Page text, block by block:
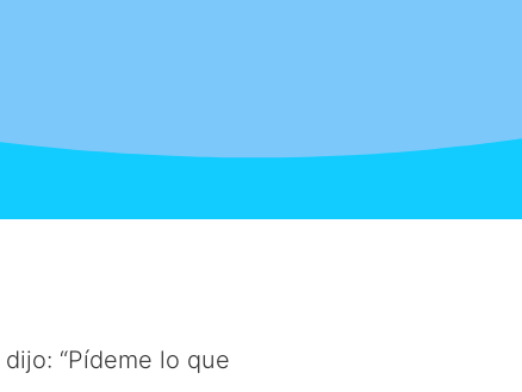
“Pídeme lo que